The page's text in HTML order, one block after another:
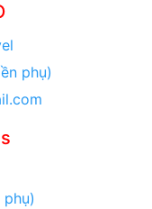
phụ)